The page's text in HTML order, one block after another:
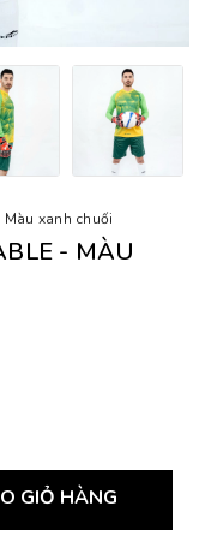
xanh chuối
- MÀU
GIỎ HÀNG